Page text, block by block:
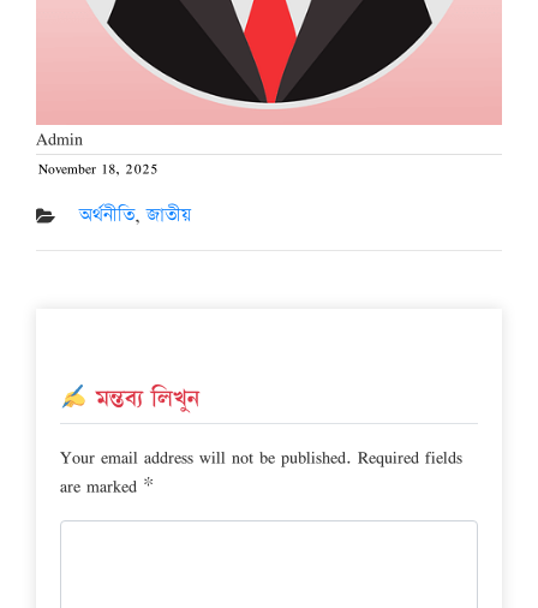
Admin
Posted
on
November 18, 2025
অর্থনীতি,জাতীয়
মন্তব্য লিখুন
Your email address will not be published. Required fields
are marked *